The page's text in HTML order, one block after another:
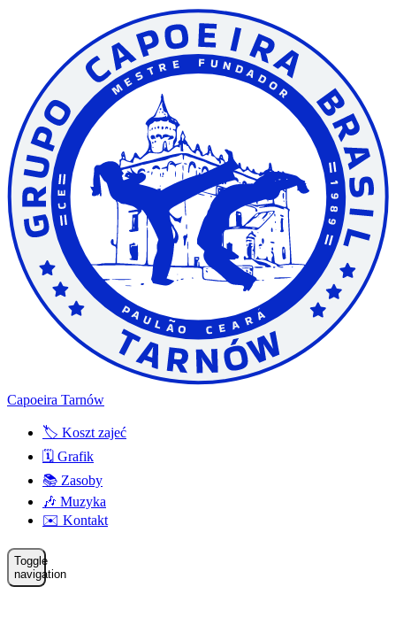
Capoeira Tarnów
🏷️ Koszt zajeć
🗓️ Grafik
📚 Zasoby
🎶 Muzyka
✉️ Kontakt
Toggle
navigation